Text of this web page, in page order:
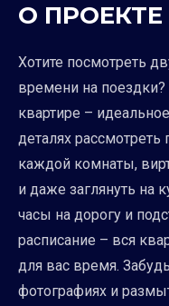
О ПРОЕКТЕ
Хотите посмотреть
времени на
квартире –
деталях рассмотреть
каждой комнаты,
и даже заглянуть на
часы на дорогу и
расписание – вся
для вас время.
фотографиях и